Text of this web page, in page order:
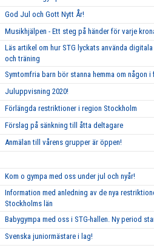
God Jul och Gott Nytt År!
Musikhjälpen - Ett steg på händer för varje
Läs artikel om hur STG lyckats använda
och träning
Symtomfria barn bör stanna hemma om någon
Juluppvisning 2020!
Förlängda restriktioner i region Stockholm
Förslag på sänkning till åtta deltagare
Anmälan till vårens grupper är öppen!
Kom o gympa med oss under jul och nyår!
Information med anledning av de nya
Stockholms län
Babygympa med oss i STG-hallen. Ny period
Svenska juniormästare i lag!